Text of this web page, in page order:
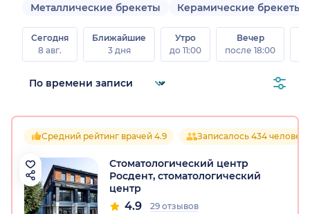
Металлические брекеты Керамические брекеты
Сегодня
8 авг.
Ближайшие
3 дня
Утро
до 11:00
Вечер
после 18:00
Средний рейтинг врачей 4.9 Записалось 434 человека
Стоматологический центр
Росдент, стоматологический
центр
4.9 29 отзывов